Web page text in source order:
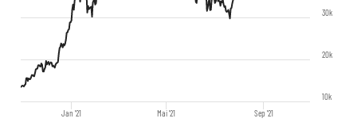
Jan '21 Mai '21 Sep '21
10k
20k
30k